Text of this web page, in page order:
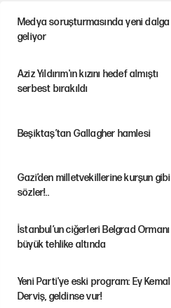
Medya soruşturmasında yeni dalga
geliyor
Aziz Yıldırım'ın kızını hedef almıştı
serbest bırakıldı
Beşiktaş’tan Gallagher hamlesi
Gazi’den milletvekillerine kurşun gibi
sözler!..
İstanbul’un ciğerleri Belgrad Ormanı
büyük tehlike altında
Yeni Parti'ye eski program: Ey Kemal
Derviş, geldinse vur!